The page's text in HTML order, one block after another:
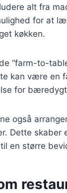
alt fra
for at
køkken.
“farm-to-
kan være en
for
også
Dette skaber
en større